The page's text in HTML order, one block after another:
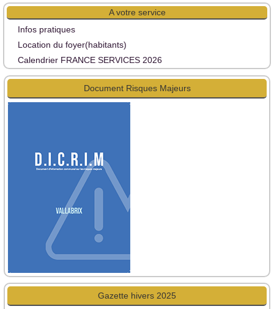
A votre service
Infos pratiques
Location du foyer(habitants)
Calendrier FRANCE SERVICES 2026
Document Risques Majeurs
Gazette hivers 2025